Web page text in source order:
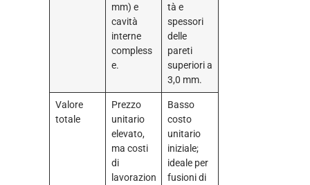
mm) e
cavità
interne
compless
e.
tà e
spessori
delle
pareti
superiori a
3,0 mm.
Valore
totale
Prezzo
unitario
elevato,
ma costi
di
lavorazion
Basso
costo
unitario
iniziale;
ideale per
fusioni di